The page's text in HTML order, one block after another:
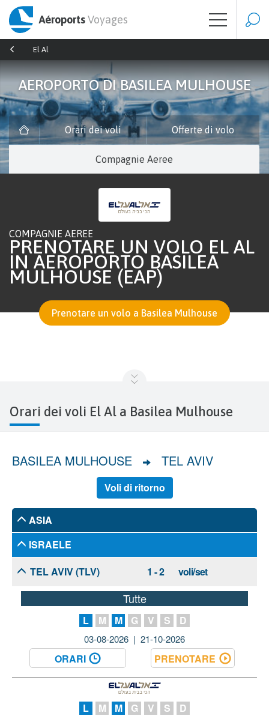
AéroportsVoyages
El Al
AEROPORTO DI BASILEA MULHOUSE
Orari dei voli Offerte di volo
Compagnie Aeree
COMPAGNIE AEREE
PRENOTARE UN VOLO EL AL
IN AEROPORTO BASILEA
MULHOUSE (EAP)
Prenotare un volo a Basilea Mulhouse
Orari dei voli El Al a Basilea Mulhouse